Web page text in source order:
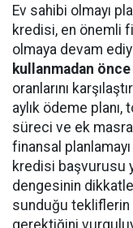
Ev sahibi olmayı
kredisi, en önemli
olmaya devam
kullanmadan
oranlarını
aylık ödeme
süreci ve ek
finansal
kredisi başvurusu
dengesinin
sunduğu tekliflerin
gerektiğini